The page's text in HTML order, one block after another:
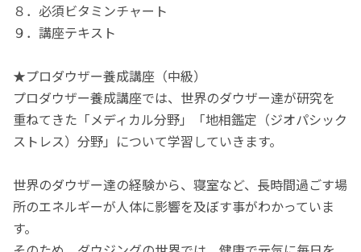
８．必須ビタミンチャート
９．講座テキスト
★プロダウザー養成講座（中級）
プロダウザー養成講座では、世界のダウザー達が研究を
重ねてきた「メディカル分野」「地相鑑定（ジオパシック
ストレス）分野」について学習していきます。
世界のダウザー達の経験から、寝室など、長時間過ごす場
所のエネルギーが人体に影響を及ぼす事がわかっていま
す。